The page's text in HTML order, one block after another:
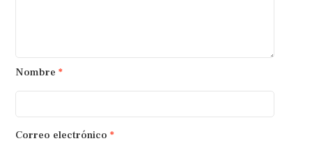
Nombre *
Correo electrónico *